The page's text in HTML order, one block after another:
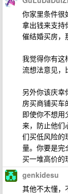
你家里条件很
拿出钱来支持
催结婚买房，
我觉得你有这
流想法意见，
另外你该庆幸
房买商铺买车
即使你不想用
来，防止他们
们买低风险的
量。你要是完
买一堆高价的
genkidesu
其他不太懂，